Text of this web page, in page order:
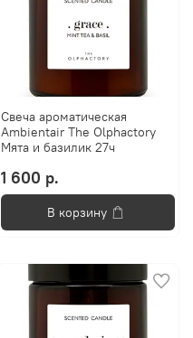
Свеча ароматическая
Ambientair The Olphactory
Мята и базилик 27ч
1 600 р.
В корзину